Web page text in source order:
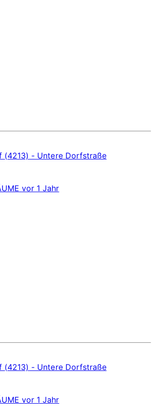
(4213) - Untere Dorfstraße
vor 1 Jahr
(4213) - Untere Dorfstraße
vor 1 Jahr